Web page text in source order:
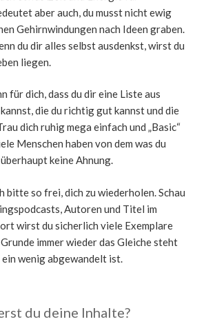
aber auch, du musst nicht ewig
Gehirnwindungen nach Ideen graben.
du dir alles selbst ausdenkst, wirst du
liegen.
für dich, dass du dir eine Liste aus
die du richtig gut kannst und die
dich ruhig mega einfach und „Basic“
Menschen haben von dem was du
keine Ahnung.
bitte so frei, dich zu wiederholen. Schau
Autoren und Titel im
wirst du sicherlich viele Exemplare
immer wieder das Gleiche steht
ein wenig abgewandelt ist.
du deine Inhalte?